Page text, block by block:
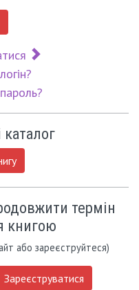
термін
книгою
або зареєструйтеся)
Зареєструватися